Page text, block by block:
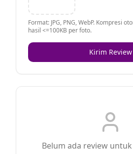
Format: JPG, PNG, WebP. Kompresi
hasil <=100KB per foto.
Kirim Review
Belum ada review